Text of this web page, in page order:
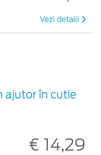
Vezi detalii
ajutor în cutie
€ 14,29